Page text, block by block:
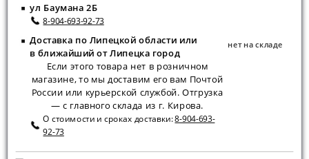
ул Баумана 2Б
8-904-693-92-73
Доставка по Липецкой области или
в ближайший от Липецка город
Если этого товара нет в розничном
магазине, то мы доставим его вам Почтой
России или курьерской службой. Отгрузка
— с главного склада из г. Кирова.
О стоимости и сроках доставки:8-904-693-
92-73
нет на складе